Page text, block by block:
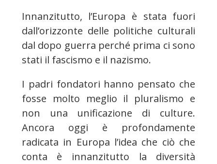
Innanzitutto, l’Europa è stata fuori
dall’orizzonte delle politiche culturali
dal dopo guerra perché prima ci sono
stati il fascismo e il nazismo.
I padri fondatori hanno pensato che
fosse molto meglio il pluralismo e
non una unificazione di culture.
Ancora oggi è profondamente
radicata in Europa l’idea che ciò che
conta è innanzitutto la diversità